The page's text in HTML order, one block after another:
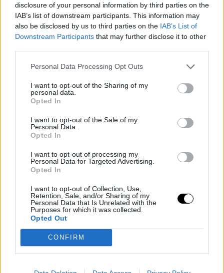
disclosure of your personal information by third parties on the
IAB’s list of downstream participants. This information may
also be disclosed by us to third parties on the IAB’s List of
Downstream Participants that may further disclose it to other
Personal Data Processing Opt Outs
I want to opt-out of the Sharing of my
personal data.
Opted In
I want to opt-out of the Sale of my
Personal Data.
Opted In
I want to opt-out of processing my
Personal Data for Targeted Advertising.
Opted In
I want to opt-out of Collection, Use,
Retention, Sale, and/or Sharing of my
Personal Data that Is Unrelated with the
Purposes for which it was collected.
Opted Out
CONFIRM